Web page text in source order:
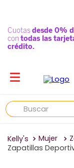
Buscar
Mujer
Zapatillas